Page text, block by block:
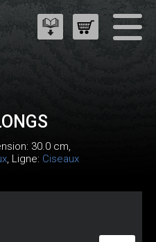
30.0 cm,
, Ligne: Ciseaux